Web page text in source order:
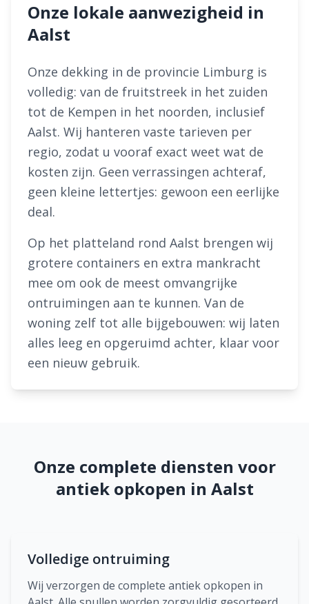
Onze lokale aanwezigheid in
Aalst
Onze dekking in de provincie Limburg is
volledig: van de fruitstreek in het zuiden
tot de Kempen in het noorden, inclusief
Aalst. Wij hanteren vaste tarieven per
regio, zodat u vooraf exact weet wat de
kosten zijn. Geen verrassingen achteraf,
geen kleine lettertjes: gewoon een eerlijke
deal.
Op het platteland rond Aalst brengen wij
grotere containers en extra mankracht
mee om ook de meest omvangrijke
ontruimingen aan te kunnen. Van de
woning zelf tot alle bijgebouwen: wij laten
alles leeg en opgeruimd achter, klaar voor
een nieuw gebruik.
Onze complete diensten voor
antiek opkopen in Aalst
Volledige ontruiming
Wij verzorgen de complete antiek opkopen in